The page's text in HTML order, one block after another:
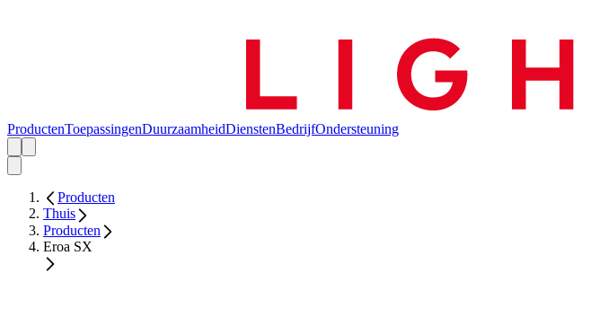
ProductenToepassingenDuurzaamheidDienstenBedrijfOndersteuning
Producten
Thuis
Producten
Eroa SX